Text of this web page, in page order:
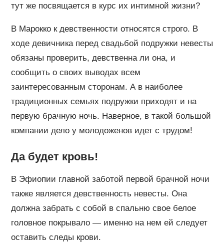
тут же посвящается в курс их интимной жизни?
В Марокко к девственности относятся строго. В
ходе девичника перед свадьбой подружки невесты
обязаны проверить, девственна ли она, и
сообщить о своих выводах всем
заинтересованным сторонам. А в наиболее
традиционных семьях подружки приходят и на
первую брачную ночь. Наверное, в такой большой
компании дело у молодоженов идет с трудом!
Да будет кровь!
В Эфиопии главной заботой первой брачной ночи
также является девственность невесты. Она
должна забрать с собой в спальню свое белое
головное покрывало — именно на нем ей следует
оставить следы крови.